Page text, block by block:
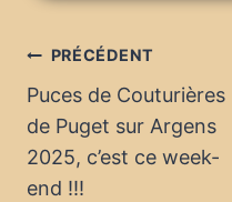
Navigation
de
l’article
PRÉCÉDENT
Puces de Couturières
de Puget sur Argens
2025, c’est ce week-
end !!!